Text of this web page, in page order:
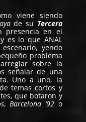
viene siendo
de su Tercera
presencia en el
es lo que ANAL
yendo
problema
sobre la
señalar de una
Uno a uno, la
temas cortos y
que botaron y
, Barcelona ‘92o